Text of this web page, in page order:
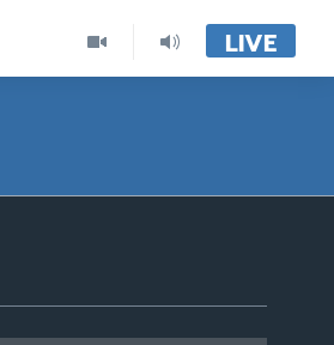
LIVE